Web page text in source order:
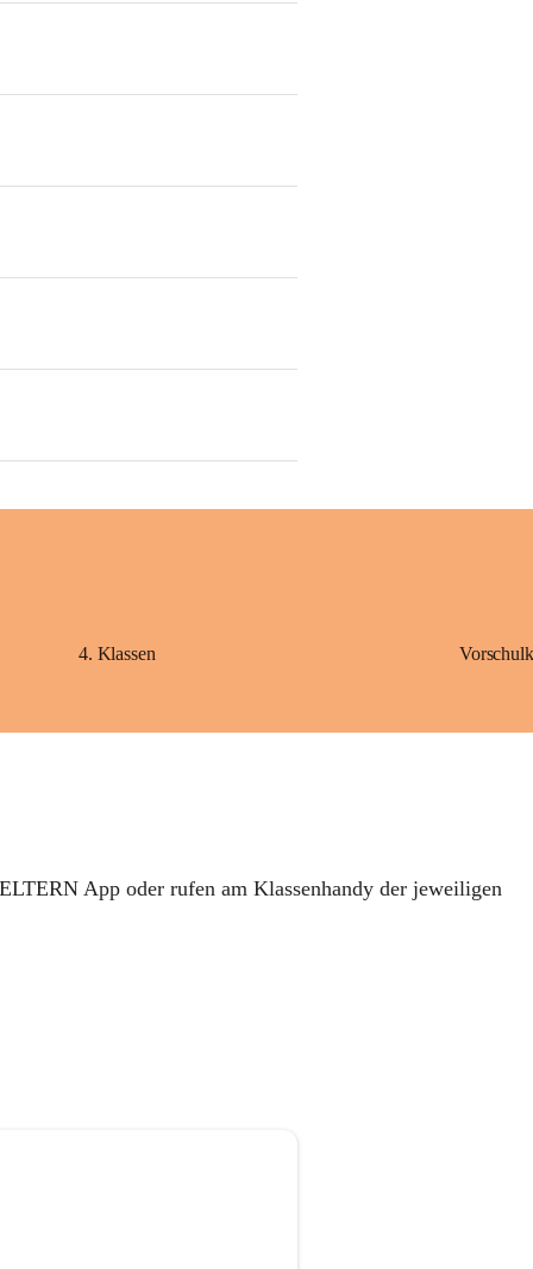
4. Klassen
App oder rufen am Klassenhandy der jeweiligen